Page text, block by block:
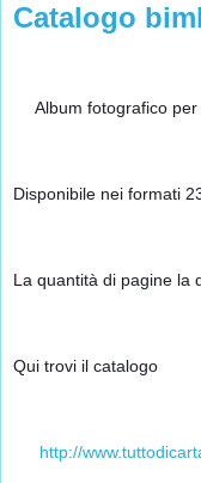
Catalogo
Album fotografico
Disponibile nei formati
La quantità di pagine la
Qui trovi il catalogo
http://